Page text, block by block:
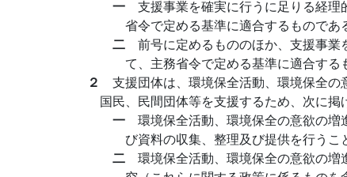
一 支援事業を確実に行うに足りる経
省令で定める基準に適合するものであ
二 前号に定めるもののほか、支援事
て、主務省令で定める基準に適合する
２ 支援団体は、環境保全活動、環境保全
国民、民間団体等を支援するため、次に掲
一 環境保全活動、環境保全の意欲の
び資料の収集、整理及び提供を行うこ
二 環境保全活動、環境保全の意欲の